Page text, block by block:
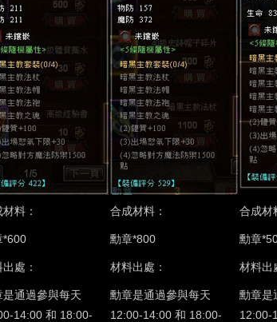
料：
*600
處：
是通過參與每天
14:00 和 18:00-
合成材料：
勳章*800
材料出處：
勳章是通過參與每天
12:00-14:00 和 18:00-
合成材
勳章
材料出
勳章是
12:00-